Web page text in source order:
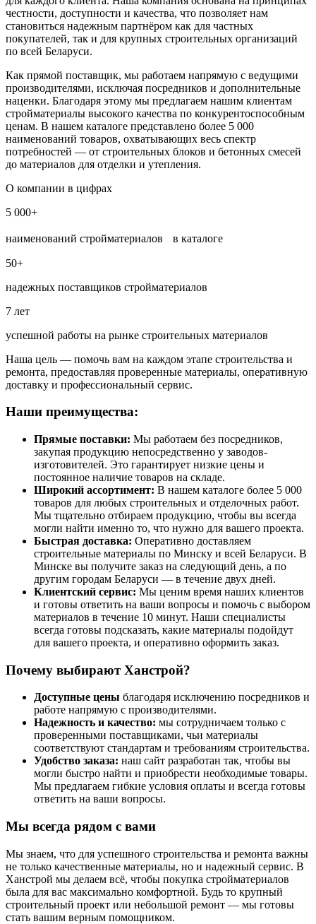
честности, доступности и качества, что позволяет нам
становиться надежным партнёром как для частных
покупателей, так и для крупных строительных организаций
по всей Беларуси.
Как прямой поставщик, мы работаем напрямую с ведущими
производителями, исключая посредников и дополнительные
наценки. Благодаря этому мы предлагаем нашим клиентам
стройматериалы высокого качества по конкурентоспособным
ценам. В нашем каталоге представлено более 5 000
наименований товаров, охватывающих весь спектр
потребностей — от строительных блоков и бетонных смесей
до материалов для отделки и утепления.
О компании в цифрах
5 000+
наименований стройматериалов в каталоге
50+
надежных поставщиков стройматериалов
7 лет
успешной работы на рынке строительных материалов
Наша цель — помочь вам на каждом этапе строительства и
ремонта, предоставляя проверенные материалы, оперативную
доставку и профессиональный сервис.
Наши преимущества:
Прямые поставки: Мы работаем без посредников,
закупая продукцию непосредственно у заводов-
изготовителей. Это гарантирует низкие цены и
постоянное наличие товаров на складе.
Широкий ассортимент: В нашем каталоге более 5 000
товаров для любых строительных и отделочных работ.
Мы тщательно отбираем продукцию, чтобы вы всегда
могли найти именно то, что нужно для вашего проекта.
Быстрая доставка: Оперативно доставляем
строительные материалы по Минску и всей Беларуси. В
Минске вы получите заказ на следующий день, а по
другим городам Беларуси — в течение двух дней.
Клиентский сервис: Мы ценим время наших клиентов
и готовы ответить на ваши вопросы и помочь с выбором
материалов в течение 10 минут. Наши специалисты
всегда готовы подсказать, какие материалы подойдут
для вашего проекта, и оперативно оформить заказ.
Почему выбирают Ханстрой?
Доступные цены благодаря исключению посредников и
работе напрямую с производителями.
Надежность и качество: мы сотрудничаем только с
проверенными поставщиками, чьи материалы
соответствуют стандартам и требованиям строительства.
Удобство заказа: наш сайт разработан так, чтобы вы
могли быстро найти и приобрести необходимые товары.
Мы предлагаем гибкие условия оплаты и всегда готовы
ответить на ваши вопросы.
Мы всегда рядом с вами
Мы знаем, что для успешного строительства и ремонта важны
не только качественные материалы, но и надежный сервис. В
Ханстрой мы делаем всё, чтобы покупка стройматериалов
была для вас максимально комфортной. Будь то крупный
строительный проект или небольшой ремонт — мы готовы
стать вашим верным помощником.